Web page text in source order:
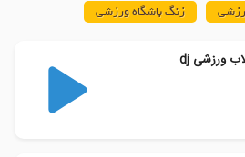
زنگ باشگاه ورزشی